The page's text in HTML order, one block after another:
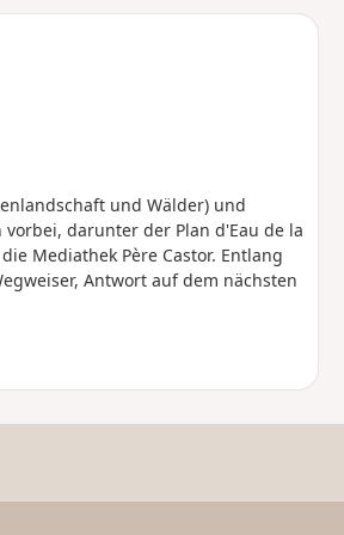
und Wälder) und
darunter der Plan d'Eau de la
Mediathek Père Castor. Entlang
Antwort auf dem nächsten